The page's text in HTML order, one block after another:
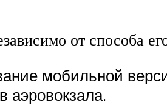
от способа
мобильной
аэровокзала.